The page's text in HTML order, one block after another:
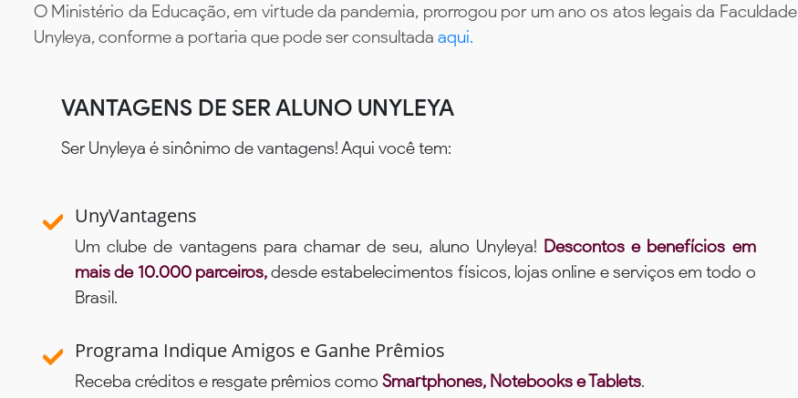
O Ministério da Educação, em virtude da pandemia, prorrogou por um ano os atos legais da Faculdade
Unyleya, conforme a portaria que pode ser consultada aqui.
VANTAGENS DE SER ALUNO UNYLEYA
Ser Unyleya é sinônimo de vantagens! Aqui você tem:
UnyVantagens
Um clube de vantagens para chamar de seu, aluno Unyleya! Descontos e benefícios em
mais de 10.000 parceiros,desde estabelecimentos físicos, lojas online e serviços em todo o
Brasil.
Programa Indique Amigos e Ganhe Prêmios
Receba créditos e resgate prêmios como Smartphones, Notebooks e Tablets.